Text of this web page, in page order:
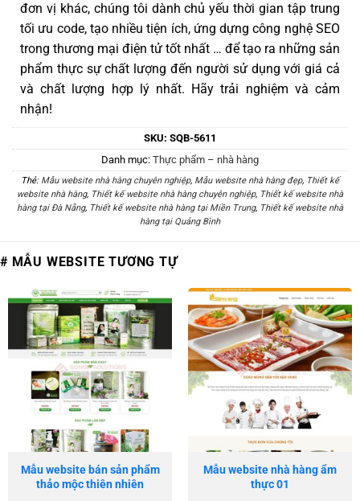
đơn vị khác, chúng tôi dành chủ yếu thời gian tập trung
tối ưu code, tạo nhiều tiện ích, ứng dựng công nghệ SEO
trong thương mại điện tử tốt nhất … để tạo ra những sản
phẩm thực sự chất lượng đến người sử dụng với giá cả
và chất lượng hợp lý nhất. Hãy trải nghiệm và cảm
nhận!
SKU: SQB-5611
Danh mục: Thực phẩm – nhà hàng
Thẻ: Mẫu website nhà hàng chuyên nghiệp, Mẫu website nhà hàng đẹp, Thiết kế
website nhà hàng, Thiết kế website nhà hàng chuyên nghiệp, Thiết kế website nhà
hàng tại Đà Nẵng, Thiết kế website nhà hàng tại Miền Trung, Thiết kế website nhà
hàng tại Quảng Bình
# MẪU WEBSITE TƯƠNG TỰ
Mẫu website bán sản phẩm
thảo mộc thiên nhiên
Mẫu website nhà hàng ẩm
thực 01